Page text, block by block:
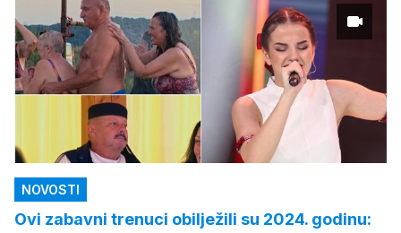
NOVOSTI
Ovi zabavni trenuci obilježili su 2024. godinu: